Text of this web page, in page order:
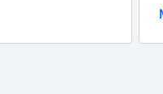
versión, todo
grabados